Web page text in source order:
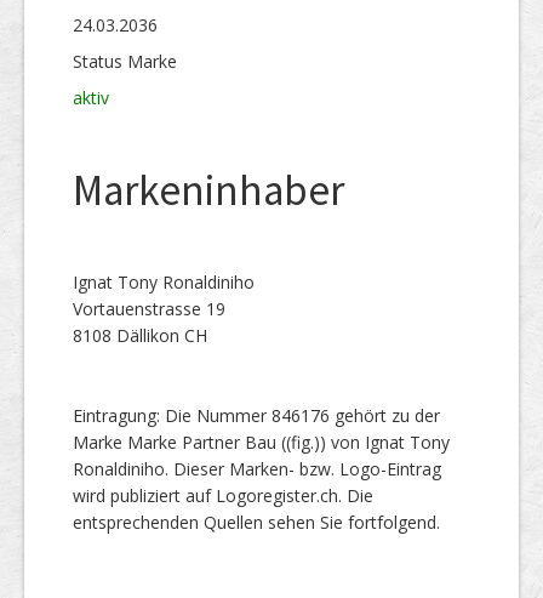
24.03.2036
Status Marke
aktiv
Markeninhaber
Ignat Tony Ronaldiniho
Vortauenstrasse 19
8108 Dällikon CH
Eintragung: Die Nummer 846176 gehört zu der
Marke Marke Partner Bau ((fig.)) von Ignat Tony
Ronaldiniho. Dieser Marken- bzw. Logo-Eintrag
wird publiziert auf Logoregister.ch. Die
entsprechenden Quellen sehen Sie fortfolgend.